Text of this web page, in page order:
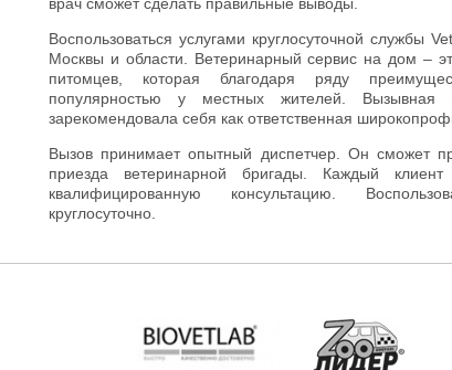
врач сможет сделать правильные выводы.
Воспользоваться услугами круглосуточной службы
Москвы и области. Ветеринарный сервис на дом –
питомцев, которая благодаря ряду
популярностью у местных жителей.
зарекомендовала себя как ответственная
Вызов принимает опытный диспетчер. Он сможет
приезда ветеринарной бригады. Каждый
квалифицированную консультацию.
круглосуточно.